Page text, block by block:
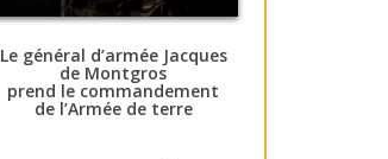
Le général d’armée Jacques
de Montgros
prend le commandement
de l’Armée de terre